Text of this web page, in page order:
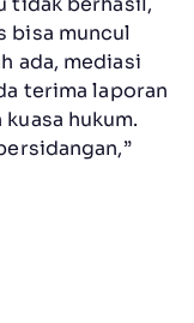
bisa muncul
ada, mediasi
terima laporan
hukum.